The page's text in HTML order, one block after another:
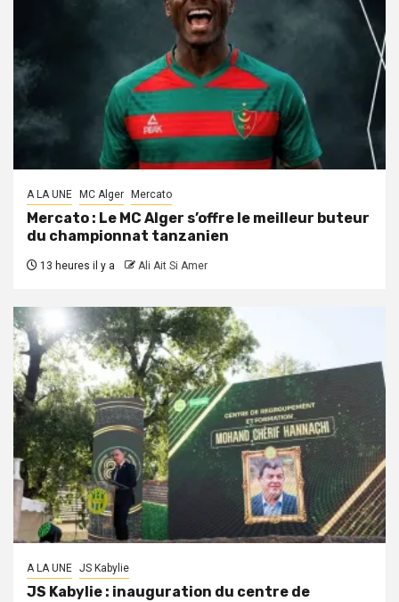
A LA UNE MC Alger Mercato
Mercato : Le MC Alger s’offre le meilleur buteur
du championnat tanzanien
13 heures il y a Ali Ait Si Amer
A LA UNE JS Kabylie
JS Kabylie : inauguration du centre de